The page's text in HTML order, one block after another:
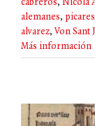
cabreros, Nicola
alemanes,
alvarez, Von Sant
Más información